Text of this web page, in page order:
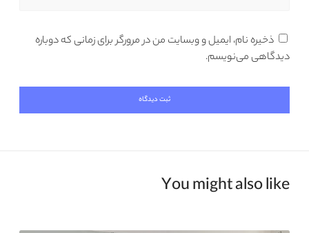
ذخیره نام، ایمیل و وبسایت من در مرورگر برای زمانی که دوباره
دیدگاهی می‌نویسم.
You might also like